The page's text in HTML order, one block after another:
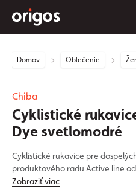
Domov Oblečenie
Chiba
Cyklistické
Dye svetlomodré
Cyklistické rukavice pre
produktového radu Active line
Zobraziť viac